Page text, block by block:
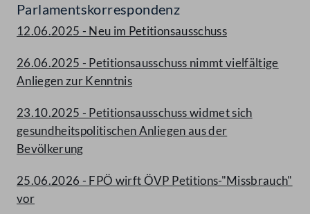
Parlamentskorrespondenz
12.06.2025 - Neu im Petitionsausschuss
26.06.2025 - Petitionsausschuss nimmt vielfältige
Anliegen zur Kenntnis
23.10.2025 - Petitionsausschuss widmet sich
gesundheitspolitischen Anliegen aus der
Bevölkerung
25.06.2026 - FPÖ wirft ÖVP Petitions-"Missbrauch"
vor